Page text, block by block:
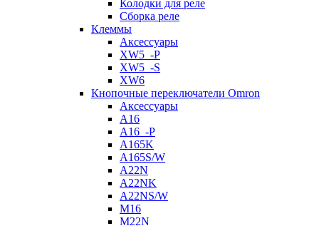
Колодки для реле
Сборка реле
Клеммы
Аксессуары
XW5_-P
XW5_-S
XW6
Кнопочные переключатели Omron
Аксессуары
A16
A16_-P
A165K
A165S/W
A22N
A22NK
A22NS/W
M16
M22N